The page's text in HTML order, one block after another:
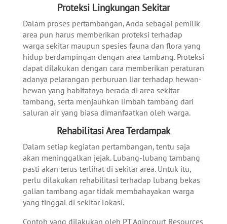
Proteksi Lingkungan Sekitar
Dalam proses pertambangan, Anda sebagai pemilik
area pun harus memberikan proteksi terhadap
warga sekitar maupun spesies fauna dan flora yang
hidup berdampingan dengan area tambang. Proteksi
dapat dilakukan dengan cara memberikan peraturan
adanya pelarangan perburuan liar terhadap hewan-
hewan yang habitatnya berada di area sekitar
tambang, serta menjauhkan limbah tambang dari
saluran air yang biasa dimanfaatkan oleh warga.
Rehabilitasi Area Terdampak
Dalam setiap kegiatan pertambangan, tentu saja
akan meninggalkan jejak. Lubang-lubang tambang
pasti akan terus terlihat di sekitar area. Untuk itu,
perlu dilakukan rehabilitasi terhadap lubang bekas
galian tambang agar tidak membahayakan warga
yang tinggal di sekitar lokasi.
Contoh yang dilakukan oleh PT Agincourt Resources